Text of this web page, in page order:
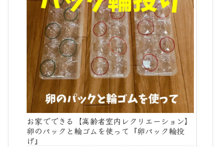
お家でできる【高齢者室内レクリエーション】
卵のパックと輪ゴムを使って『卵パック輪投
げ』